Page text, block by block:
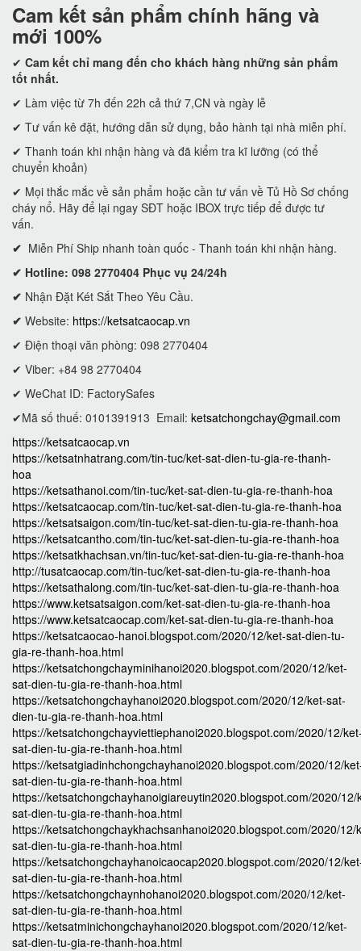
Cam kết sản phẩm chính hãng và
mới 100%
✔ Cam kết chỉ mang đến cho khách hàng những sản phẩm
tốt nhất.
✔ Làm việc từ 7h đến 22h cả thứ 7,CN và ngày lễ
✔ Tư vấn kê đặt, hướng dẫn sử dụng, bảo hành tại nhà miễn phí.
✔ Thanh toán khi nhận hàng và đã kiểm tra kĩ lưỡng (có thể
chuyển khoản)
✔ Mọi thắc mắc về sản phẩm hoặc cần tư vấn về Tủ Hồ Sơ chống
cháy nổ. Hãy để lại ngay SĐT hoặc IBOX trực tiếp để được tư
vấn.
✔ Miễn Phí Ship nhanh toàn quốc - Thanh toán khi nhận hàng.
✔ Hotline: 098 2770404 Phục vụ 24/24h
✔ Nhận Đặt Két Sắt Theo Yêu Cầu.
✔ Website: https://ketsatcaocap.vn
✔ Điện thoại văn phòng: 098 2770404
✔ Viber: +84 98 2770404
✔ WeChat ID: FactorySafes
✔Mã số thuế: 0101391913 Email: ketsatchongchay@gmail.com
https://ketsatcaocap.vn
https://ketsatnhatrang.com/tin-tuc/ket-sat-dien-tu-gia-re-thanh-
hoa
https://ketsathanoi.com/tin-tuc/ket-sat-dien-tu-gia-re-thanh-hoa
https://ketsatcaocap.com/tin-tuc/ket-sat-dien-tu-gia-re-thanh-hoa
https://ketsatsaigon.com/tin-tuc/ket-sat-dien-tu-gia-re-thanh-hoa
https://ketsatcantho.com/tin-tuc/ket-sat-dien-tu-gia-re-thanh-hoa
https://ketsatkhachsan.vn/tin-tuc/ket-sat-dien-tu-gia-re-thanh-hoa
http://tusatcaocap.com/tin-tuc/ket-sat-dien-tu-gia-re-thanh-hoa
https://ketsathalong.com/tin-tuc/ket-sat-dien-tu-gia-re-thanh-hoa
https://www.ketsatsaigon.com/ket-sat-dien-tu-gia-re-thanh-hoa
https://www.ketsatcaocap.com/ket-sat-dien-tu-gia-re-thanh-hoa
https://ketsatcaocao-hanoi.blogspot.com/2020/12/ket-sat-dien-tu-
gia-re-thanh-hoa.html
https://ketsatchongchayminihanoi2020.blogspot.com/2020/12/ket-
sat-dien-tu-gia-re-thanh-hoa.html
https://ketsatchongchayhanoi2020.blogspot.com/2020/12/ket-sat-
dien-tu-gia-re-thanh-hoa.html
https://ketsatchongchayviettiephanoi2020.blogspot.com/2020/12/
sat-dien-tu-gia-re-thanh-hoa.html
https://ketsatgiadinhchongchayhanoi2020.blogspot.com/2020/12/
sat-dien-tu-gia-re-thanh-hoa.html
https://ketsatchongchayhanoigiareuytin2020.blogspot.com/2020/12/
sat-dien-tu-gia-re-thanh-hoa.html
https://ketsatchongchaykhachsanhanoi2020.blogspot.com/2020/12/
sat-dien-tu-gia-re-thanh-hoa.html
https://ketsatchongchayhanoicaocap2020.blogspot.com/2020/12/
sat-dien-tu-gia-re-thanh-hoa.html
https://ketsatchongchaynhohanoi2020.blogspot.com/2020/12/ket-
sat-dien-tu-gia-re-thanh-hoa.html
https://ketsatminichongchayhanoi2020.blogspot.com/2020/12/ket-
sat-dien-tu-gia-re-thanh-hoa.html